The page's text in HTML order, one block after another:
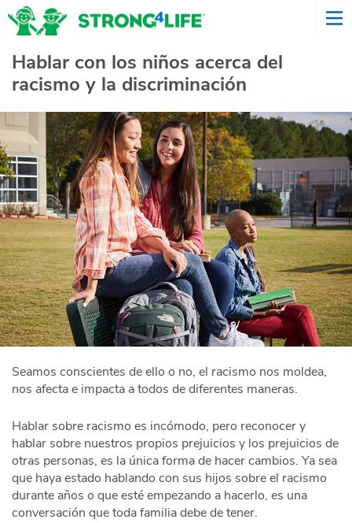
Hablar con los niños acerca del
racismo y la discriminación
Seamos conscientes de ello o no, el racismo nos moldea,
nos afecta e impacta a todos de diferentes maneras.
Hablar sobre racismo es incómodo, pero reconocer y
hablar sobre nuestros propios prejuicios y los prejuicios de
otras personas, es la única forma de hacer cambios. Ya sea
que haya estado hablando con sus hijos sobre el racismo
durante años o que esté empezando a hacerlo, es una
conversación que toda familia debe de tener.